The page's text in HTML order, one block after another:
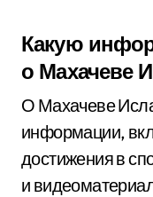
Какую
о Махачеве
О Махачеве
информации,
достижения в
и